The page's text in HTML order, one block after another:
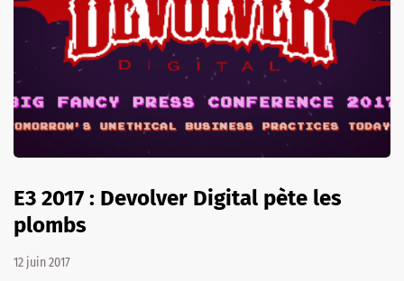
E3 2017 : Devolver Digital pète les
plombs
12 juin 2017